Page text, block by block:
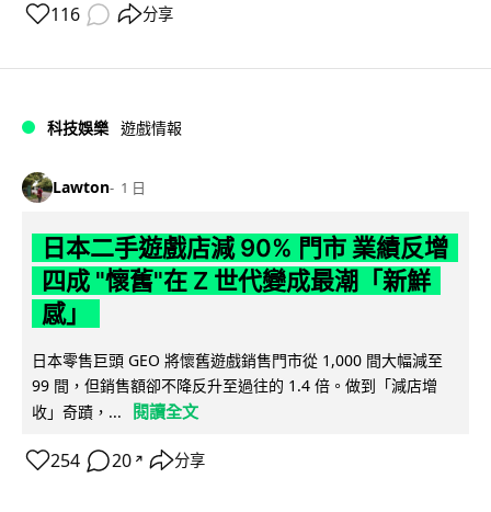
116 分享
科技娛樂 遊戲情報
Lawton 1 日
日本二手遊戲店減 90% 門市 業績反增
四成 "懷舊"在 Z 世代變成最潮「新鮮
感」
日本零售巨頭 GEO 將懷舊遊戲銷售門市從 1,000 間大幅減至
99 間，但銷售額卻不降反升至過往的 1.4 倍。做到「減店增
收」奇蹟，...
閱讀全文
254 20 ↗ 分享